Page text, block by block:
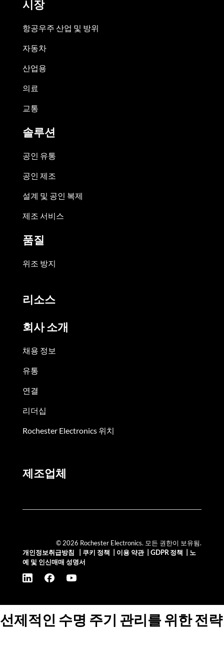
시장
항공우주 산업 및 방위
자동차
산업용
의료
교통
솔루션
공인 유통
공인 제조
설계 및 공인 복제
제조 서비스
품질
위조 방지
리소스
회사 소개
채용 정보
유통
연결
리더십
Rochester Electronics 위치
제조업체
© 2026 Rochester Electronics. 모든 권한이 보유됨.
개인정보취급방침
쿠키 정책 이용 약관| GDPR 정책
노
예 및 인신매매 성명서
선제적인 수명 주기 관리를 위한 전략